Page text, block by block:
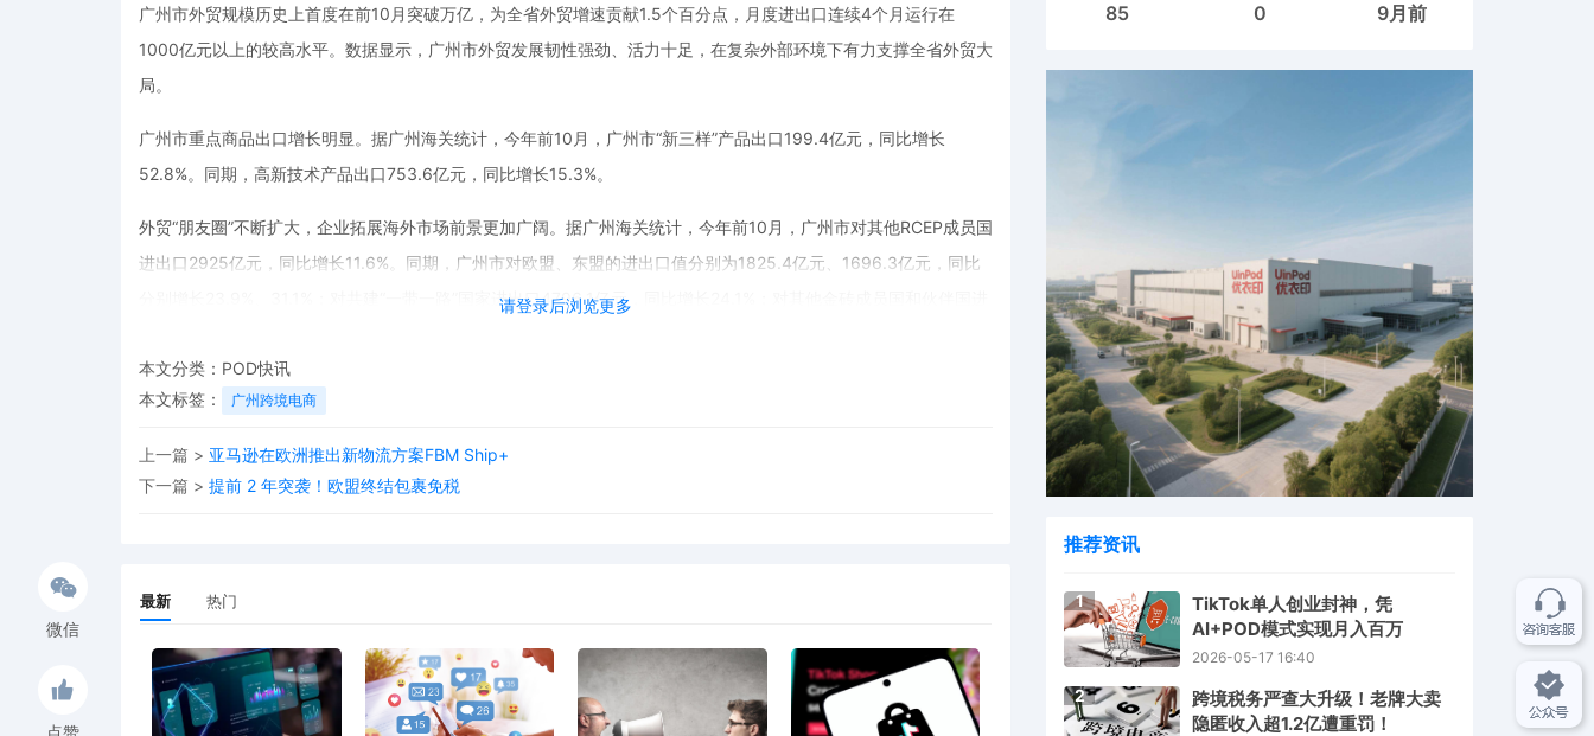
请登录后浏览更多
广州市外贸规模历史上首度在前10月突破万亿，为全省外贸增速贡献1.5个百分点，月度进出口连续4个月运行在
1000亿元以上的较高水平。数据显示，广州市外贸发展韧性强劲、活力十足，在复杂外部环境下有力支撑全省外贸大
局。
广州市重点商品出口增长明显。据广州海关统计，今年前10月，广州市“新三样”产品出口199.4亿元，同比增长
52.8%。同期，高新技术产品出口753.6亿元，同比增长15.3%。
外贸“朋友圈”不断扩大，企业拓展海外市场前景更加广阔。据广州海关统计，今年前10月，广州市对其他RCEP成员国
进出口2925亿元，同比增长11.6%。同期，广州市对欧盟、东盟的进出口值分别为1825.4亿元、1696.3亿元，同比
分别增长23.9%、31.1%；对共建“一带一路”国家进出口4796.1亿元，同比增长24.1%；对其他金砖成员国和伙伴国进
广州外贸韧性得益于市场经营主体的有力支撑。民营企业作为广州外贸“主力军”，近年来不断释放经营主体活力，持
月，广州市有进出口实绩的企业超过2.7万家，同比增长12.5%。其中，民营企业数量超过2.4万家，在有进出口实绩
企业总数中占比达87.3%。今年前10月，广州市民营企业进出口6207.5亿元，同比增长20.3%，占同期广州市外贸总
微信
本文分类： POD快讯
本文标签：
广州跨境电商
上一篇 > 亚马逊在欧洲推出新物流方案FBM Ship+
下一篇 > 提前 2 年突袭！欧盟终结包裹免税
最新 热门
85 0 9月前
推荐资讯
1
TikTok单人创业封神，凭
AI+POD模式实现月入百万
2026-05-17 16:40
2
跨境税务严查大升级！老牌大卖
隐匿收入超1.2亿遭重罚！